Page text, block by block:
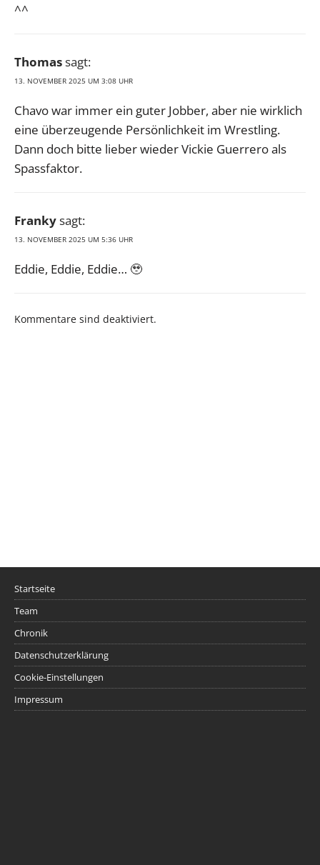
^^
Thomassagt:
13. NOVEMBER 2025 UM 3:08 UHR
Chavo war immer ein guter Jobber, aber nie wirklich
eine überzeugende Persönlichkeit im Wrestling.
Dann doch bitte lieber wieder Vickie Guerrero als
Spassfaktor.
Frankysagt:
13. NOVEMBER 2025 UM 5:36 UHR
Eddie, Eddie, Eddie… 🥹
Kommentare sind deaktiviert.
Startseite
Team
Chronik
Datenschutzerklärung
Cookie-Einstellungen
Impressum